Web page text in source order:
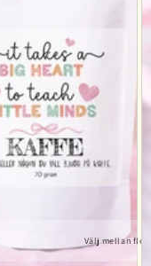
Välj mellan